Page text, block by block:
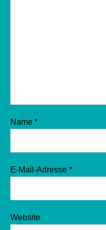
Name *
E-Mail-Adresse *
Website